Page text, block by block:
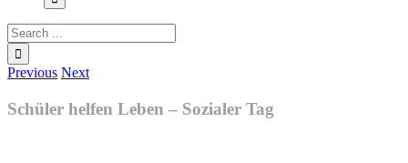
Search
for:
Previous Next
Schüler helfen Leben – Sozialer Tag